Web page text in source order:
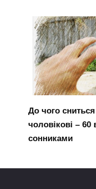
До чого
чоловікові – 60
сонниками